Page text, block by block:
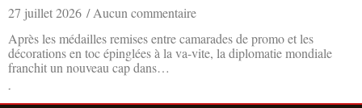
27 juillet 2026
Aucun commentaire
Après les médailles remises entre camarades de promo et les
décorations en toc épinglées à la va-vite, la diplomatie mondiale
franchit un nouveau cap dans…